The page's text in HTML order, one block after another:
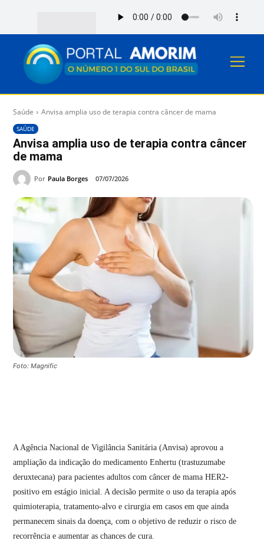
Saúde Anvisa amplia uso de terapia contra câncer de mama
SAÚDE
Anvisa amplia uso de terapia contra câncer
de mama
Por Paula Borges 07/07/2026
Foto: Magnific
A Agência Nacional de Vigilância Sanitária (Anvisa) aprovou a
ampliação da indicação do medicamento Enhertu (trastuzumabe
deruxtecana) para pacientes adultos com câncer de mama HER2-
positivo em estágio inicial. A decisão permite o uso da terapia após
quimioterapia, tratamento-alvo e cirurgia em casos em que ainda
permanecem sinais da doença, com o objetivo de reduzir o risco de
recorrência e aumentar as chances de cura.